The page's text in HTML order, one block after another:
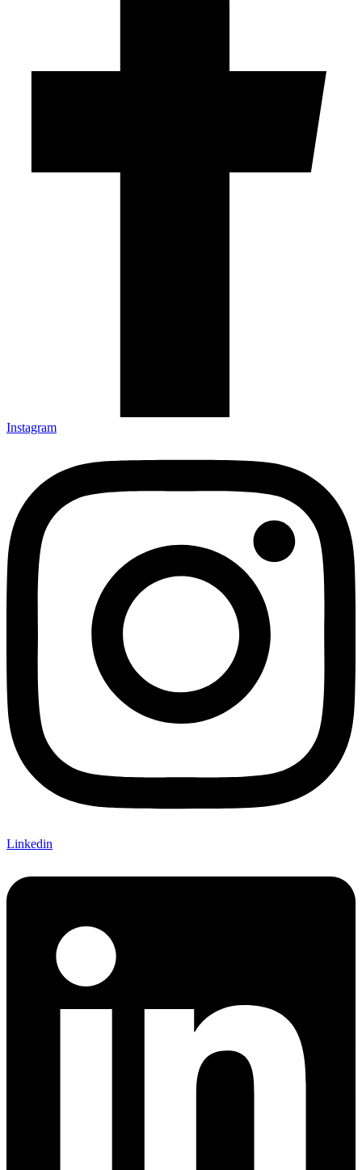
Instagram
Linkedin